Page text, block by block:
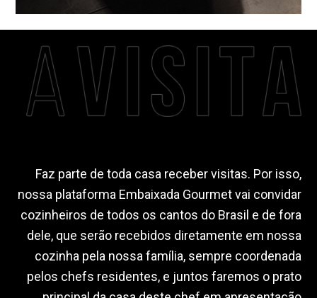
Faz parte de toda casa receber visitas. Por isso,
nossa plataforma Embaixada Gourmet vai convidar
cozinheiros de todos os cantos do Brasil e de fora
dele, que serão recebidos diretamente em nossa
cozinha pela nossa família, sempre coordenada
pelos chefs residentes, e juntos faremos o prato